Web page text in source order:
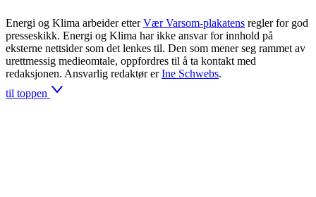
Energi og Klima arbeider etter Vær Varsom-plakatens regler for god
presseskikk. Energi og Klima har ikke ansvar for innhold på
eksterne nettsider som det lenkes til. Den som mener seg rammet av
urettmessig medieomtale, oppfordres til å ta kontakt med
redaksjonen. Ansvarlig redaktør er Ine Schwebs.
til toppen